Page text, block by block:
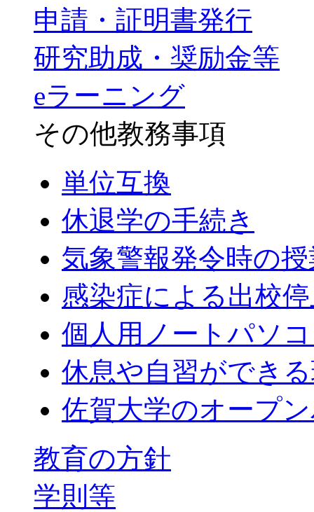
申請・証明書発行
研究助成・奨励金等
eラーニング
その他教務事項
単位互換
休退学の手続き
気象警報発令時の
感染症による出校
個人用ノートパソ
休息や自習ができ
佐賀大学のオープ
教育の方針
学則等